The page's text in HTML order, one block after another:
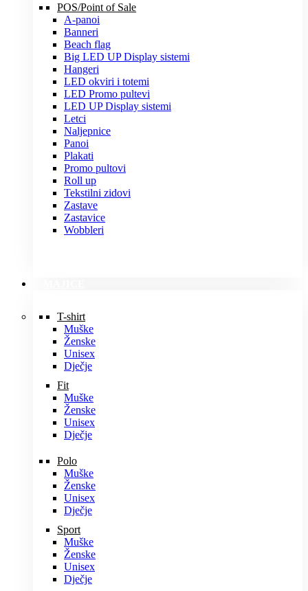
POS/Point of Sale
A-panoi
Banneri
Beach flag
Big LED UP Display sistemi
Hangeri
LED okviri i totemi
LED Promo pultevi
LED UP Display sistemi
Letci
Naljepnice
Panoi
Plakati
Promo pultovi
Roll up
Tekstilni zidovi
Zastave
Zastavice
Wobbleri
T-shirt
Muške
Ženske
Unisex
Dječje
Fit
Muške
Ženske
Unisex
Dječje
Polo
Muške
Ženske
Unisex
Dječje
Sport
Muške
Ženske
Unisex
Dječje